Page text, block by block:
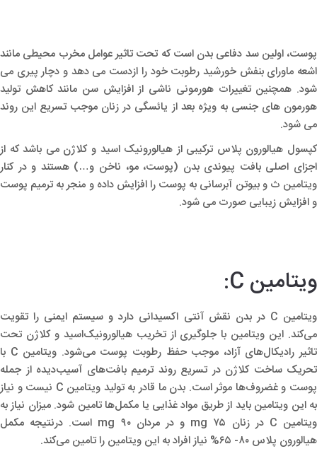
پوست، اولین سد دفاعی بدن است که تحت تاثیر عوامل مخرب محیطی مانند
اشعه ماورای بنفش خورشید رطوبت خود را ازدست می دهد و دچار پیری می
شود. همچنین تغییرات هورمونی ناشی از افزایش سن مانند کاهش تولید
هورمون های جنسی به ویژه بعد از یائسگی در زنان موجب تسریع این روند
می شود.
کپسول هیالورون پلاس ترکیبی از هیالورونیک اسید و کلاژن می باشد که از
اجزای اصلی بافت پیوندی بدن (پوست، مو، ناخن و…) هستند و در کنار
ویتامین ث و بیوتن آبرسانی به پوست را افزایش داده و منجر به ترمیم پوست
و افزایش زیبایی صورت می شود.
ویتامین C:
ویتامین C در بدن نقش آنتی اکسیدانی دارد و سیستم ایمنی را تقویت
می‌کند. این ویتامین با جلوگیری از تخریب هیالورونیک‌اسید و کلاژن تحت
تاثیر رادیکال‌های آزاد، موجب حفظ رطوبت پوست می‌شود. ویتامین C با
تحریک ساخت کلاژن در تسریع روند ترمیم بافت‌های آسیب‌دیده از جمله
پوست و غضروف‌ها موثر است. بدن ما قادر به تولید ویتامین C نیست و نیاز
به این ویتامین باید از طریق مواد غذایی یا مکمل‌ها تامین شود. میزان نیاز به
ویتامین C در زنان ۷۵ mg و در مردان ۹۰ mg است. درنتیجه مکمل
هیالورون پلاس ۸۰- ۶۵% نیاز افراد به این ویتامین را تامین می‌کند.